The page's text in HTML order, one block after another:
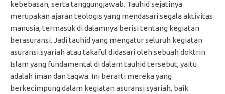
kebebasan, serta tanggungjawab. Tauhid sejatinya
merupakan ajaran teologis yang mendasari segala aktivitas
manusia, termasuk di dalamnya berisi tentang kegiatan
berasuransi. Jadi tauhid yang mengatur seluruh kegiatan
asuransi syariah atau takaful didasari oleh sebuah doktrin
Islam yang fundamental di dalam tauhid tersebut, yaitu
adalah iman dan taqwa. Ini berarti mereka yang
berkecimpung dalam kegiatan asuransi syariah, baik